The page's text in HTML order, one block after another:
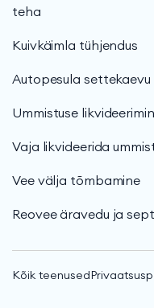
teha
Kuivkäimla tühjendus
Autopesula
Ummistuse
Vaja likvideerida
Vee välja tõmbamine
Reovee äravedu ja
Kõik teenused